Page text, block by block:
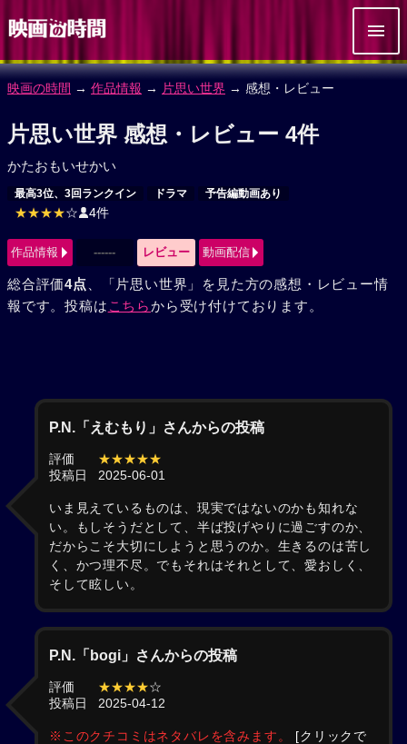
映画の時間 → 作品情報 → 片思い世界 → 感想・レビュー
片思い世界 感想・レビュー 4件
かたおもいせかい
最高3位、3回ランクイン ドラマ 予告編動画あり
★★★★☆ 4件
作品情報 ------ レビュー 動画配信
総合評価4点 、「片思い世界」を見た方の感想・レビュー情
報です。投稿は こちらから受け付けております。
P.N.「えむもり」さんからの投稿
評価
★★★★★
投稿日
2025-06-01
いま見えているものは、現実ではないのかも知れな
い。もしそうだとして、半ば投げやりに過ごすのか、
だからこそ大切にしようと思うのか。生きるのは苦し
く、かつ理不尽。でもそれはそれとして、愛おしく、
そして眩しい。
P.N.「bogi」さんからの投稿
評価 ★★★★☆
投稿日
2025-04-12
※このクチコミはネタバレを含みます。
[クリックで